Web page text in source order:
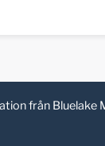
från Bluelake